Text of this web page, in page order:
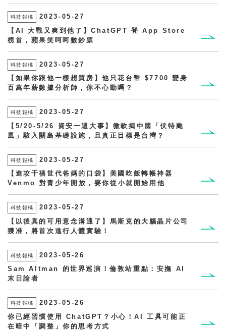
科技報橘
2023-05-27
【AI 大戰又爽到他了】ChatGPT 登 App Store
榜首，蘋果笑呵呵數鈔票
科技報橘
2023-05-27
【如果你跟他一樣想買房】他只花台幣 $7700 變身
百萬年薪數據分析師，你不心動嗎？
科技報橘
2023-05-27
【5/20-5/26 資安一週大事】微軟揭中國「伏特颱
風」駭入關島基礎設施，且真正目標是台灣？
科技報橘
2023-05-27
【進攻千禧世代爸媽的口袋】美國吃飯轉帳神器
Venmo 對青少年開放，要你從小就開始用他
科技報橘
2023-05-27
【以後真的可用意念溝通了】馬斯克的大腦晶片公司
獲准，將首次進行人體實驗！
科技報橘
2023-05-26
Sam Altman 的世界巡演！倫敦站重點：安撫 AI
末日論者
科技報橘
2023-05-26
你已經習慣使用 ChatGPT？小心！AI 工具可能正
在暗中「調整」你的思考方式